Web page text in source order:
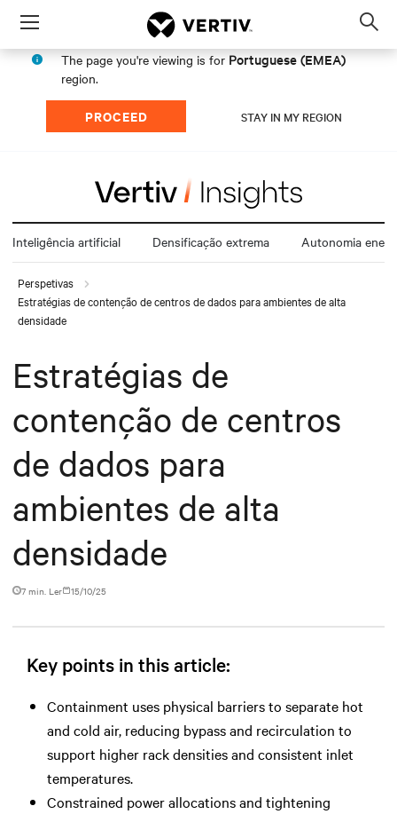
Menu
The page you're viewing is for Portuguese (EMEA)
region.
PROCEED STAY IN MY REGION
Inteligência artificial Densificação extrema Autonomia
Perspetivas
Estratégias de contenção de centros de dados para ambientes de alta
densidade
Estratégias de
contenção de centros
de dados para
ambientes de alta
densidade
7 min. Ler 15/10/25
Key points in this article:
Containment uses physical barriers to separate hot
and cold air, reducing bypass and recirculation to
support higher rack densities and consistent inlet
temperatures.
Constrained power allocations and tightening